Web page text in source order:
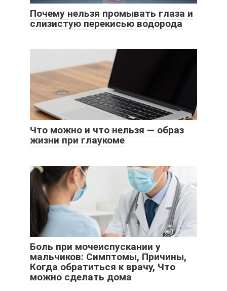
Почему нельзя промывать глаза и
слизистую перекисью водорода
Что можно и что нельзя — образ
жизни при глаукоме
Боль при мочеиспускании у
мальчиков: Симптомы, Причины,
Когда обратиться к врачу, Что
можно сделать дома